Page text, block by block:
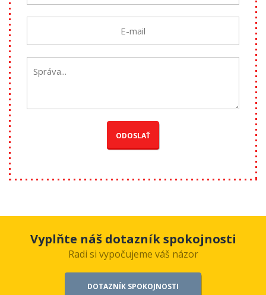
Vyplňte náš dotazník spokojnosti
Radi si vypočujeme váš názor
DOTAZNÍK SPOKOJNOSTI